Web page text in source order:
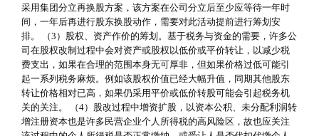
采用集团分立再换股方案，该方案在公司分立后至少应等待一年时
间，一年后再进行股东换股动作，需要对此活动提前进行筹划安
排。 （3）股权、资产作价的筹划。基于税务与资金的需要，许多公
司在股权改制过程中会对资产或股权以低价或平价转让，以减少税
费支出，如果在合理的范围本身无可厚非，但如果价格过低可能引
起一系列税务麻烦。例如该股权价值已经大幅升值，同期其他股东
转让价格相对已高，如果仍采用平价或低价转股可能会引起税务机
关的关注。 （4）股改过程中增资扩股，以资本公积、未分配利润转
增注册资本也是许多民营企业个人所得税的高风险区，故也应关注